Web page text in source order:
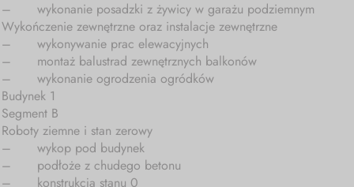
–
wykonanie posadzki z żywicy w garażu podziemnym
Wykończenie zewnętrzne oraz instalacje zewnętrzne
–
wykonywanie prac elewacyjnych
–
montaż balustrad zewnętrznych balkonów
–
wykonanie ogrodzenia ogródków
Budynek 1
Segment B
Roboty ziemne i stan zerowy
–
wykop pod budynek
–
podłoże z chudego betonu
–
konstrukcja stanu 0